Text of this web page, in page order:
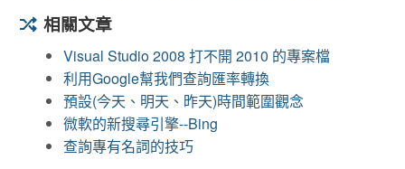
相關文章
Visual Studio 2008 打不開 2010 的專案檔
利用Google幫我們查詢匯率轉換
預設(今天、明天、昨天)時間範圍觀念
微軟的新搜尋引擎--Bing
查詢專有名詞的技巧